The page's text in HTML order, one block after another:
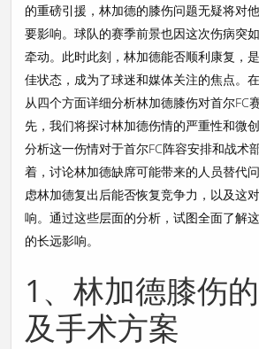
的重磅引援，林加德的膝伤问题无疑将对
要影响。球队的赛季前景也因这次伤病突
牵动。此时此刻，林加德能否顺利康复，
佳状态，成为了球迷和媒体关注的焦点。
从四个方面详细分析林加德膝伤对首尔FC
先，我们将探讨林加德伤情的严重性和微
分析这一伤情对于首尔FC阵容安排和战术
着，讨论林加德缺席可能带来的人员替代
虑林加德复出后能否恢复竞争力，以及这
响。通过这些层面的分析，试图全面了解
的长远影响。
1、林加德膝伤
及手术方案